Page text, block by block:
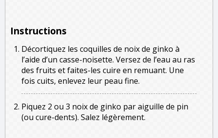
Instructions
Décortiquez les coquilles de noix de ginko à
l’aide d’un casse-noisette. Versez de l’eau au ras
des fruits et faites-les cuire en remuant. Une
fois cuits, enlevez leur peau fine.
Piquez 2 ou 3 noix de ginko par aiguille de pin
(ou cure-dents). Salez légèrement.